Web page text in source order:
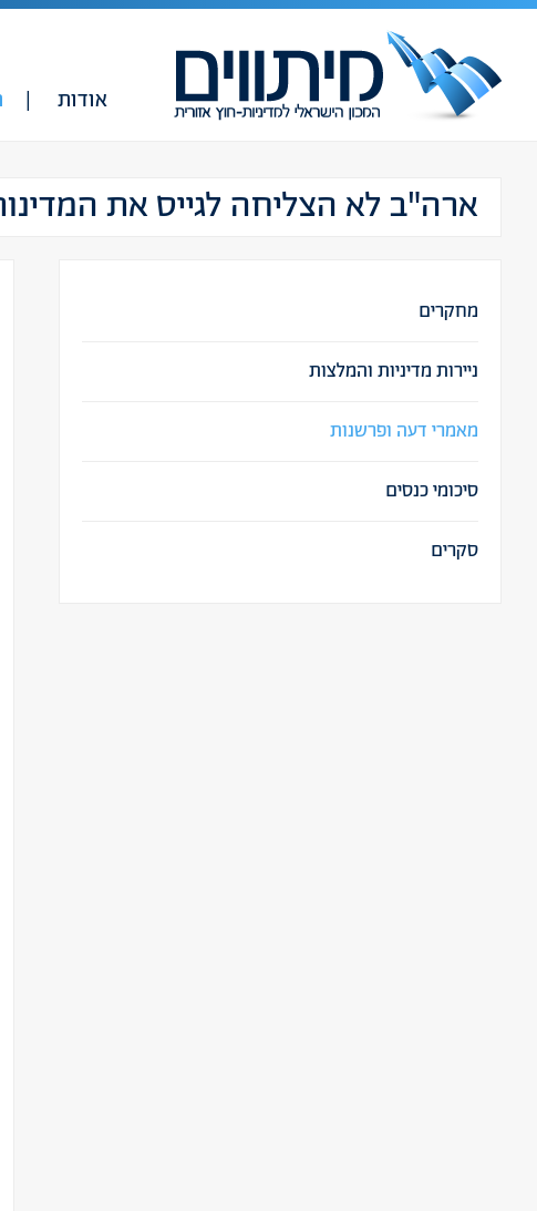
אודות
ארה"ב לא הצליחה לגייס את
מחקרים
ניירות מדיניות והמלצות
מאמרי דעה ופרשנות
סיכומי כנסים
סקרים